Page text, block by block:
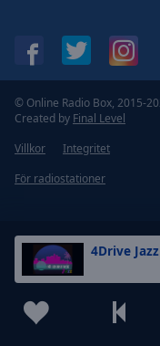
4Drive Jazz
© Online Radio Box, 2015-
Created by Final Level
Villkor
Integritet
För radiostationer